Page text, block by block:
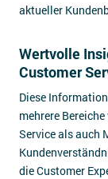
aktueller
Wertvolle
Customer
Diese
mehrere
Service als auch
die Customer